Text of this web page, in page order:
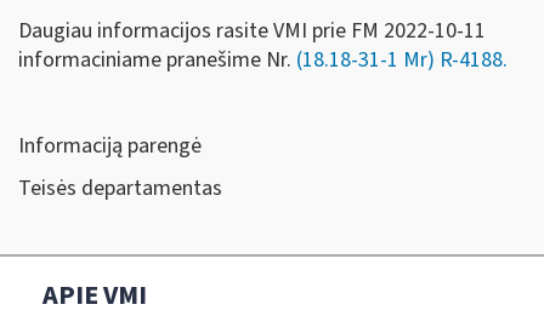
Daugiau informacijos rasite VMI prie FM 2022-10-11
informaciniame pranešime Nr. (18.18-31-1 Mr) R-4188.
Informaciją parengė
Teisės departamentas
APIE VMI